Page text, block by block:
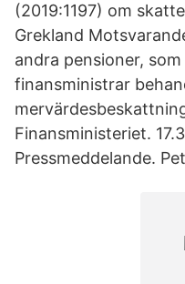
(2019:1197) om
Grekland
andra pensioner,
finansministrar
Finansministeriet.
Pressmeddelande.